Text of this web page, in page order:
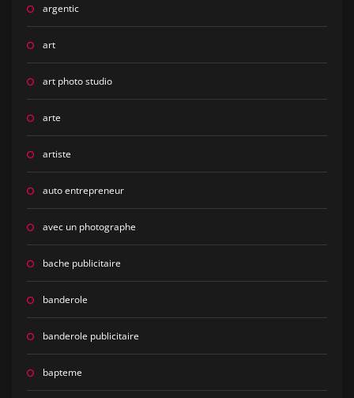
argentic
art
art photo studio
arte
artiste
auto entrepreneur
avec un photographe
bache publicitaire
banderole
banderole publicitaire
bapteme